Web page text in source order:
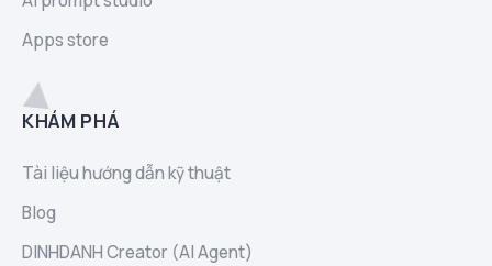
Apps store
KHÁM PHÁ
Tài liệu hướng dẫn kỹ thuật
Blog
DINHDANH Creator (AI Agent)